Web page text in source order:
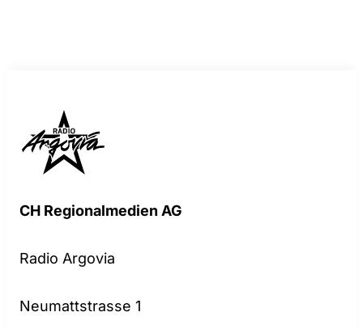
CH Regionalmedien AG
Radio Argovia
Neumattstrasse 1